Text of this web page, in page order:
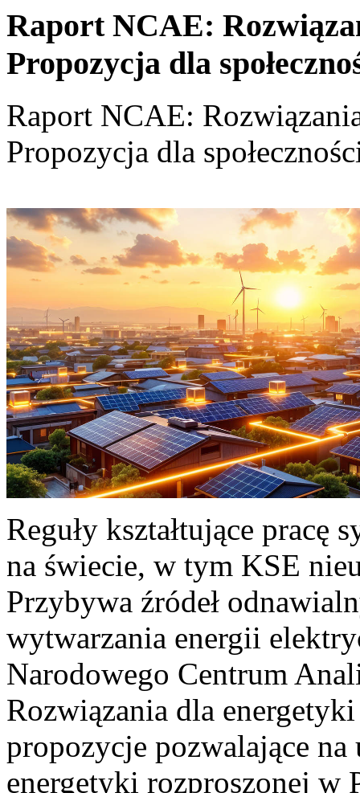
Raport NCAE:
Propozycja dla
Raport NCAE:
Propozycja dla
Reguły kształtujące pracę
na świecie, w tym KSE
Przybywa źródeł
wytwarzania energii
Narodowego Centrum
Rozwiązania dla
propozycje pozwalające
energetyki rozproszonej w